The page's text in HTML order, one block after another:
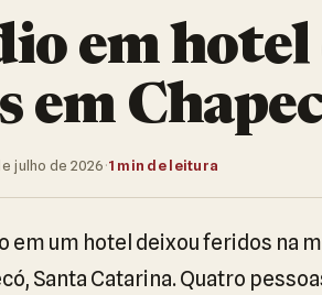
em hotel
em
julho de 2026·1 min de leitura
em um hotel deixou feridos na
Santa Catarina. Quatro